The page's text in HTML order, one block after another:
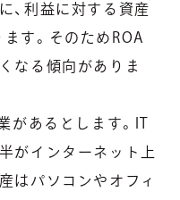
、利益に対する資産
す。そのためROA
なる傾向がありま
があるとします。IT
がインターネット上
はパソコンやオフィ